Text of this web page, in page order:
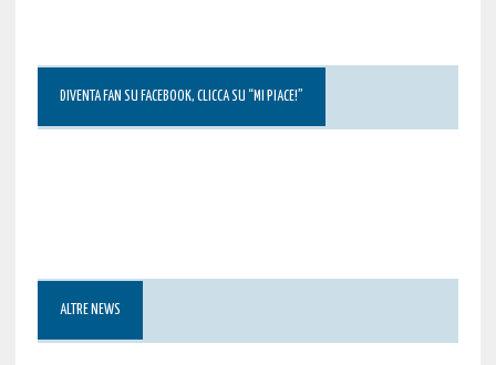
DIVENTA FAN SU FACEBOOK, CLICCA SU “MI PIACE!”
ALTRE NEWS